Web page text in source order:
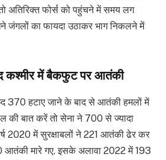
अतिरिक्त फोर्स को पहुंचने में समय लग
जंगलों का फायदा उठाकर भाग निकलने में
कश्मीर में बैकफुट पर आतंकी
370 हटाए जाने के बाद से आतंकी हमलों में
की बात करें तो सेना ने 700 से ज्यादा
2020 में सुरक्षाबलों ने 221 आतंकी ढेर कर
आतंकी मारे गए. इसके अलावा 2022 में 193